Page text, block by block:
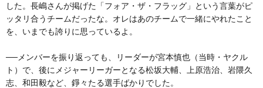
した。長嶋さんが掲げた「フォア・ザ・フラッグ」という言葉がピ
ッタリ合うチームだったな。オレはあのチームで一緒にやれたこと
を、いまでも誇りに思っているよ。
──メンバーを振り返っても、リーダーが宮本慎也（当時・ヤクル
ト）で、後にメジャーリーガーとなる松坂大輔、上原浩治、岩隈久
志、和田毅など、錚々たる選手ばかりでした。